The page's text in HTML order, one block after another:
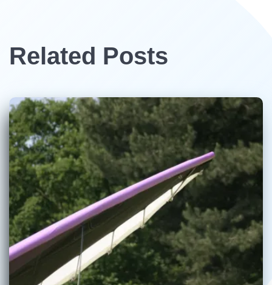
Related Posts